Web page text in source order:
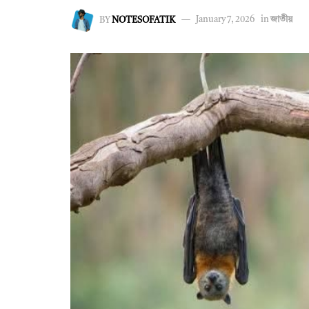
BY NOTESOFATIK January 7, 2026 inজাতীয়